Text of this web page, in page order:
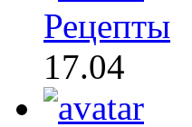
Рецепты
17.04